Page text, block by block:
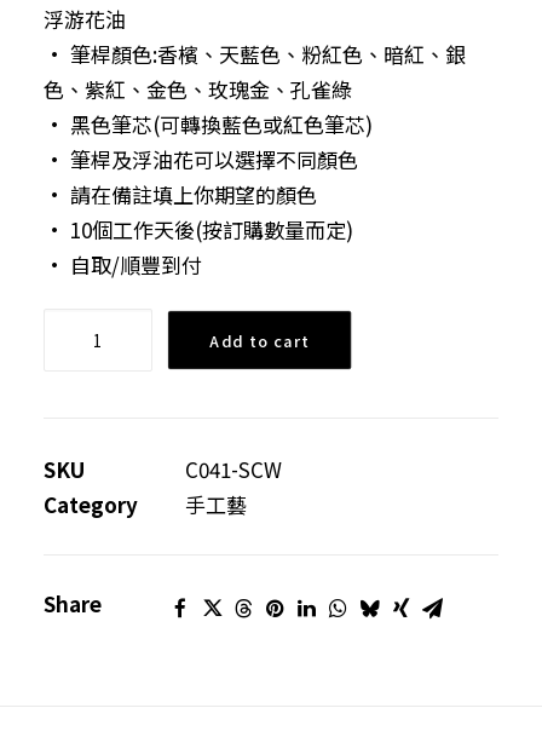
浮游花油
• 筆桿顏色:香檳、天藍色、粉紅色、暗紅、銀
色、紫紅、金色、玫瑰金、孔雀綠
• 黑色筆芯(可轉換藍色或紅色筆芯)
• 筆桿及浮油花可以選擇不同顏色
• 請在備註填上你期望的顏色
• 10個工作天後(按訂購數量而定)
• 自取/順豐到付
子
筆
Add to cart
SKU
C041-SCW
Category
手工藝
Share